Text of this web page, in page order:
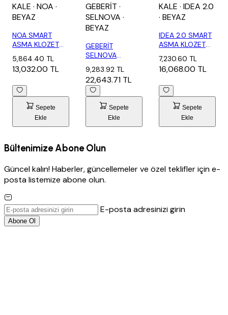
KALE · NOA ·
BEYAZ
NOA SMART
ASMA KLOZET
KAP...
5,864.40 TL
13,032.00 TL
Sepete
Ekle
GEBERİT ·
SELNOVA ·
BEYAZ
GEBERİT
SELNOVA
PREMİUM SETİ
OTC...
9,283.92 TL
22,643.71 TL
Sepete
Ekle
KALE · IDEA 2.0
· BEYAZ
IDEA 2.0 SMART
ASMA KLOZET
7,230.60 TL
16,068.00 TL
Sepete
Ekle
Bültenimize Abone Olun
Güncel kalın! Haberler, güncellemeler ve özel teklifler için e-
posta listemize abone olun.
E-posta adresinizi girin
Abone Ol